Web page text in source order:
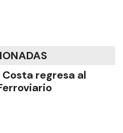
Costa regresa al